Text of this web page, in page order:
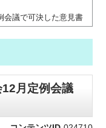
会議で可決した意見書
月定例会議